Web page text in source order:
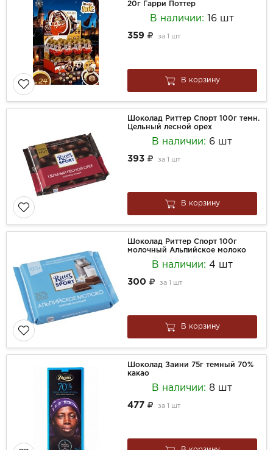
20г Гарри Поттер
В наличии: 16 шт
359 за 1 шт
В корзину
Шоколад Риттер Спорт 100г темн.
Цельный лесной орех
В наличии: 6 шт
393 за 1 шт
В корзину
Шоколад Риттер Спорт 100г
молочный Альпийское молоко
В наличии: 4 шт
300 за 1 шт
В корзину
Шоколад Заини 75г темный 70%
какао
В наличии:8 шт
477 за 1 шт